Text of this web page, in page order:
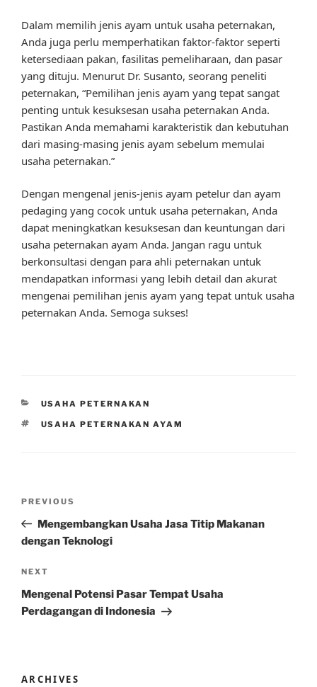
Dalam memilih jenis ayam untuk usaha peternakan,
Anda juga perlu memperhatikan faktor-faktor seperti
ketersediaan pakan, fasilitas pemeliharaan, dan pasar
yang dituju. Menurut Dr. Susanto, seorang peneliti
peternakan, “Pemilihan jenis ayam yang tepat sangat
penting untuk kesuksesan usaha peternakan Anda.
Pastikan Anda memahami karakteristik dan kebutuhan
dari masing-masing jenis ayam sebelum memulai
usaha peternakan.”
Dengan mengenal jenis-jenis ayam petelur dan ayam
pedaging yang cocok untuk usaha peternakan, Anda
dapat meningkatkan kesuksesan dan keuntungan dari
usaha peternakan ayam Anda. Jangan ragu untuk
berkonsultasi dengan para ahli peternakan untuk
mendapatkan informasi yang lebih detail dan akurat
mengenai pemilihan jenis ayam yang tepat untuk usaha
peternakan Anda. Semoga sukses!
CATEGORIES
USAHA PETERNAKAN
TAGS
USAHA PETERNAKAN AYAM
Previous
Post
PREVIOUS
Mengembangkan Usaha Jasa Titip Makanan
dengan Teknologi
Next
Post
NEXT
Mengenal Potensi Pasar Tempat Usaha
Perdagangan di Indonesia
ARCHIVES